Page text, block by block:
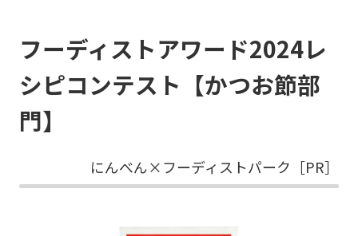
フーディストアワード2024レ
シピコンテスト【かつお節部
門】
にんべん×フーディストパーク［PR］